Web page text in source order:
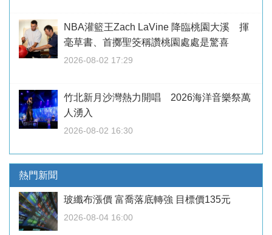
NBA灌籃王Zach LaVine 降臨桃園大溪 揮
毫草書、首擲聖筊稱讚桃園處處是驚喜
2026-08-02 17:29
竹北新月沙灣熱力開唱 2026海洋音樂祭萬
人湧入
2026-08-02 16:30
熱門新聞
玻纖布漲價 富喬落底轉強 目標價135元
2026-08-04 16:00